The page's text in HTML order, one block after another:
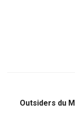
Outsiders du